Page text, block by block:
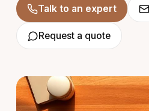
Talk to an expert
Request a quote